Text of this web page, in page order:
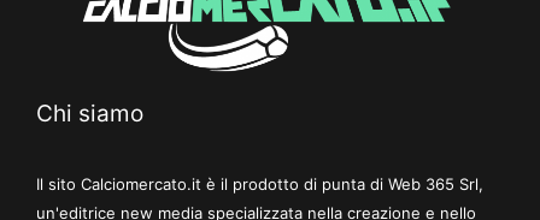
Chi siamo
Il sito Calciomercato.it è il prodotto di punta di Web 365 Srl,
un'editrice new media specializzata nella creazione e nello